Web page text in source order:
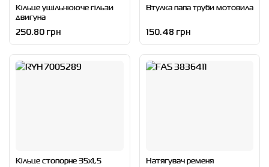
Кільце ущільнююче гільзи
двигуна
250.80 грн
Втулка папа труби мотовила
150.48 грн
Кільце стопорне 35x1,5 Натягувач ременя